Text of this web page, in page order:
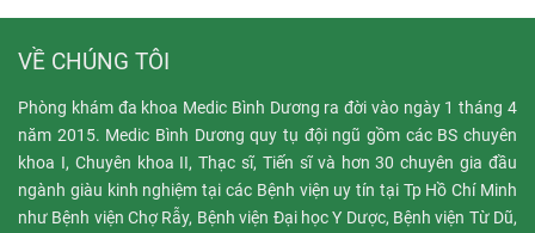
VỀ CHÚNG TÔI
Phòng khám đa khoa Medic Bình Dương ra đời vào ngày 1 tháng 4
năm 2015. Medic Bình Dương quy tụ đội ngũ gồm các BS chuyên
khoa I, Chuyên khoa II, Thạc sĩ, Tiến sĩ và hơn 30 chuyên gia đầu
ngành giàu kinh nghiệm tại các Bệnh viện uy tín tại Tp Hồ Chí Minh
như Bệnh viện Chợ Rẫy, Bệnh viện Đại học Y Dược, Bệnh viện Từ Dũ,